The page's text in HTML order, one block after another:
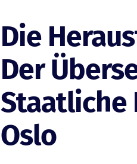
Die
Der
Oslo